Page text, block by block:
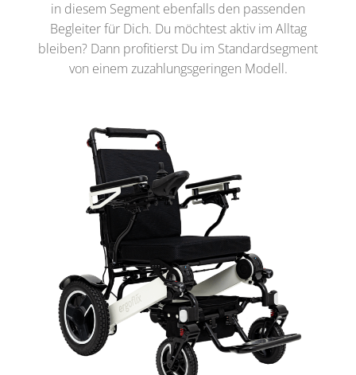
in diesem Segment ebenfalls den passenden
Begleiter für Dich. Du möchtest aktiv im Alltag
bleiben? Dann profitierst Du im Standardsegment
von einem zuzahlungsgeringen Modell.